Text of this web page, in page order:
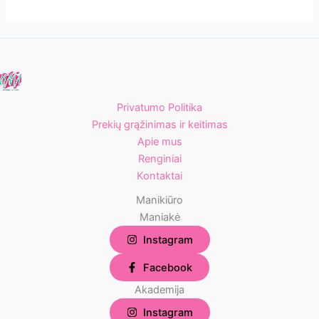
Privatumo Politika
Prekių grąžinimas ir keitimas
Apie mus
Renginiai
Kontaktai
Manikiūro
Maniakė
Instagram
Facebook
Akademija
Instagram